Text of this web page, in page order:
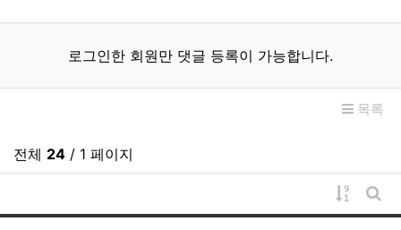
로그인한 회원만 댓글 등록이 가능합니다.
목록
전체 24 / 1 페이지
게시물
게